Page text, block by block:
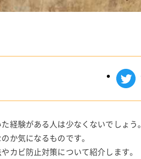
経験がある人は少なくないでしょう。
か気になるものです。
カビ防止対策について紹介します。